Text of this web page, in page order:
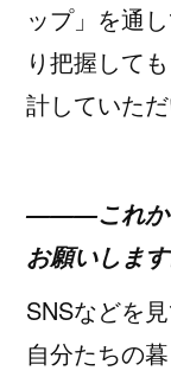
ップ」を通
り把握して
計していた
―――これか
お願いします
SNSなどを
自分たちの